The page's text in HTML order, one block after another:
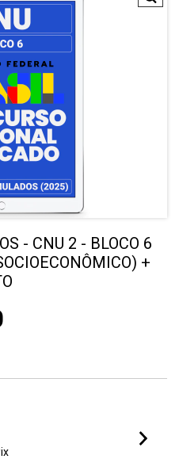
- CNU 2 - BLOCO 6
+